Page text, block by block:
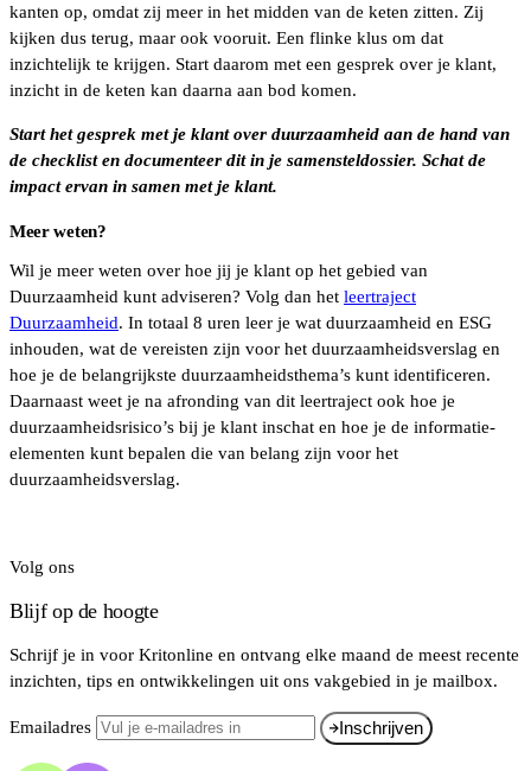
kanten op, omdat zij meer in het midden van de keten zitten. Zij
kijken dus terug, maar ook vooruit. Een flinke klus om dat
inzichtelijk te krijgen. Start daarom met een gesprek over je klant,
inzicht in de keten kan daarna aan bod komen.
Start het gesprek met je klant over duurzaamheid aan de hand van
de checklist en documenteer dit in je samensteldossier. Schat de
impact ervan in samen met je klant.
Meer weten?
Wil je meer weten over hoe jij je klant op het gebied van
Duurzaamheid kunt adviseren? Volg dan het leertraject
Duurzaamheid. In totaal 8 uren leer je wat duurzaamheid en ESG
inhouden, wat de vereisten zijn voor het duurzaamheidsverslag en
hoe je de belangrijkste duurzaamheidsthema’s kunt identificeren.
Daarnaast weet je na afronding van dit leertraject ook hoe je
duurzaamheidsrisico’s bij je klant inschat en hoe je de informatie-
elementen kunt bepalen die van belang zijn voor het
duurzaamheidsverslag.
Volg ons
Blijf op de hoogte
Schrijf je in voor Kritonline en ontvang elke maand de meest recente
inzichten, tips en ontwikkelingen uit ons vakgebied in je mailbox.
Emailadres Inschrijven